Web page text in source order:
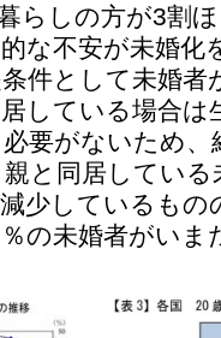
らしの方が3割
な不安が未婚化
件として未婚者
している場合は
要がないため、
と同居している
少しているもの
の未婚者がいま